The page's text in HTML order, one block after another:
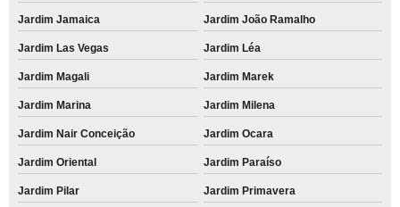
Jardim Jamaica Jardim João Ramalho
Jardim Las Vegas Jardim Léa
Jardim Magali Jardim Marek
Jardim Marina Jardim Milena
Jardim Nair Conceição Jardim Ocara
Jardim Oriental Jardim Paraíso
Jardim Pilar Jardim Primavera